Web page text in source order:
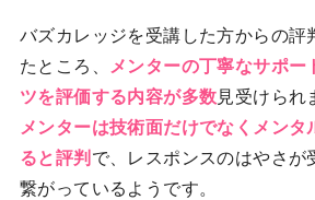
バズカレッジを受講した方からの評
たところ、
メンターの丁寧なサポー
ツを評価する内容が多数見受けられ
メンターは技術面だけでなくメンタ
ると評判 で、レスポンスのはやさが
繋がっているようです。